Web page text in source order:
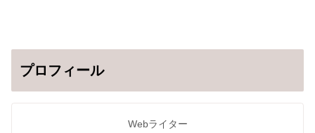
プロフィール
Webライター